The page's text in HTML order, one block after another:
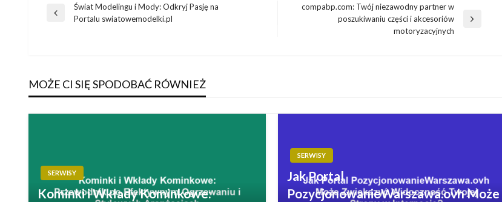
Nawigacja
Poprzedni
Świat Modelingu i Mody: Odkryj Pasję na
Portalu swiatowemodelki.pl
compabp.com: Twój niezawodny partner w
poszukiwaniu części i akcesoriów
motoryzacyjnych
MOŻE CI SIĘ SPODOBAĆ RÓWNIEŻ
SERWISY
Kominki i Wkłady Kominkowe:
SERWISY
Jak Portal
PozycjonowanieWarszawa.ovh Może